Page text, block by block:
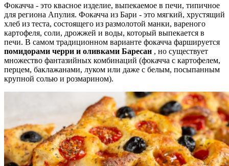
Фокачча - это квасное изделие, выпекаемое в печи, типичное
для региона Апулия. Фокачча из Бари - это мягкий, хрустящий
хлеб из теста, состоящего из размолотой манки, вареного
картофеля, соли, дрожжей и воды, который выпекается в
печи. В самом традиционном варианте фокачча фаршируется
помидорами черри и оливками Баресан , но существует
множество фантазийных комбинаций (фокачча с картофелем,
перцем, баклажанами, луком или даже с белым, посыпанным
крупной солью и розмарином).